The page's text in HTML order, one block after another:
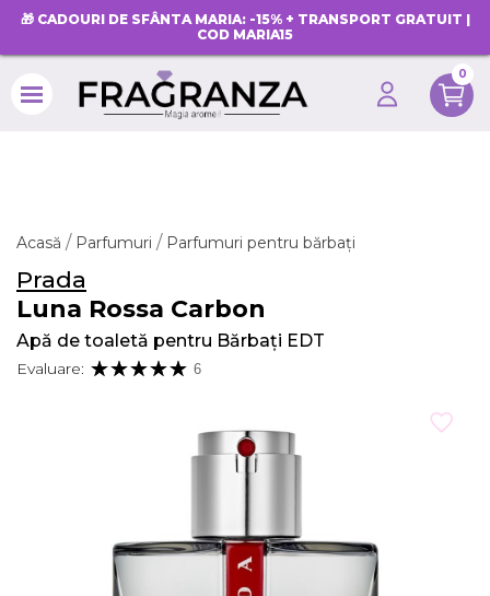
🎁 CADOURI DE SFÂNTA MARIA: -15% + TRANSPORT GRATUIT |
COD MARIA15
0
Acasă Parfumuri Parfumuri pentru bărbați
Prada
Luna Rossa Carbon
Apă de toaletă pentru Bărbați EDT
Evaluare: 6